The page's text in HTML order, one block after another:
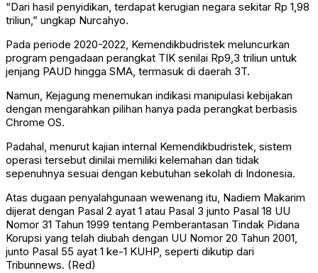
“Dari hasil penyidikan, terdapat kerugian negara sekitar Rp 1,98
triliun,” ungkap Nurcahyo.
Pada periode 2020-2022, Kemendikbudristek meluncurkan
program pengadaan perangkat TIK senilai Rp9,3 triliun untuk
jenjang PAUD hingga SMA, termasuk di daerah 3T.
Namun, Kejagung menemukan indikasi manipulasi kebijakan
dengan mengarahkan pilihan hanya pada perangkat berbasis
Chrome OS.
Padahal, menurut kajian internal Kemendikbudristek, sistem
operasi tersebut dinilai memiliki kelemahan dan tidak
sepenuhnya sesuai dengan kebutuhan sekolah di Indonesia.
Atas dugaan penyalahgunaan wewenang itu, Nadiem Makarim
dijerat dengan Pasal 2 ayat 1 atau Pasal 3 junto Pasal 18 UU
Nomor 31 Tahun 1999 tentang Pemberantasan Tindak Pidana
Korupsi yang telah diubah dengan UU Nomor 20 Tahun 2001,
junto Pasal 55 ayat 1 ke-1 KUHP, seperti dikutip dari
Tribunnews. (Red)